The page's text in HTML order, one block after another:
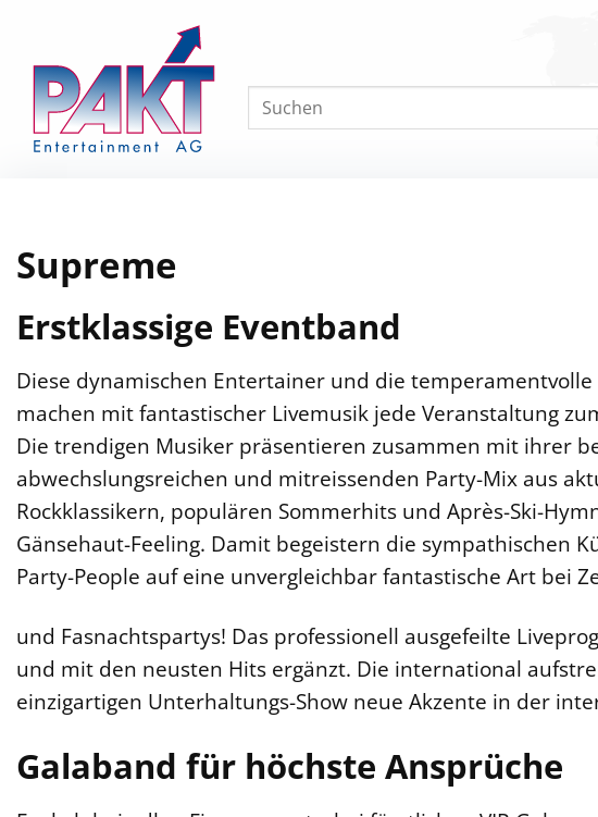
content
Supreme
Erstklassige Eventband
Diese dynamischen Entertainer und die
machen mit fantastischer Livemusik jede Veranstaltung
Die trendigen Musiker präsentieren zusammen mit ihrer
abwechslungsreichen und mitreissenden Party-Mix aus
Rockklassikern, populären Sommerhits und Après-Ski-
Gänsehaut-Feeling. Damit begeistern die sympathischen
Party-People auf eine unvergleichbar fantastische Art bei
und Fasnachtspartys! Das professionell ausgefeilte
und mit den neusten Hits ergänzt. Die international
einzigartigen Unterhaltungs-Show neue Akzente in der
Galaband für höchste Ansprüche